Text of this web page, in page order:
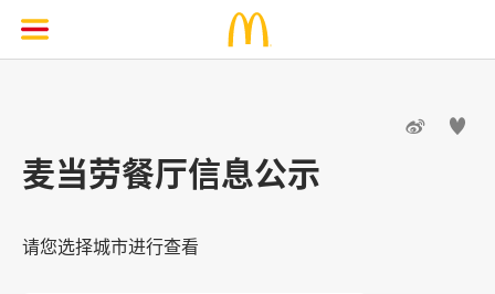
 
麦当劳餐厅信息公示
请您选择城市进行查看